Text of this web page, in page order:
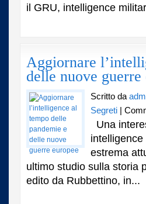
il GRU, intelligence
Aggiornare
delle nuove guerre
Scritto da
Segreti
Una
intelligence
estrema
ultimo studio sulla storia
edito da Rubbettino, in...